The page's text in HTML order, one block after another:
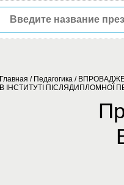
Главная / Педагогика /
В ІНСТИТУТІ ПІСЛЯДИПЛОМНОЇ